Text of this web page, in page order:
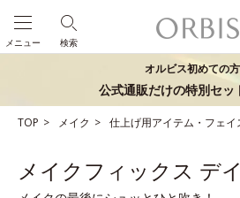
検索
メニュー
オルビス初めての
公式通販だけの特別セッ
TOP メイク 仕上げ用アイテム・フェイ
メイクフィックス デ